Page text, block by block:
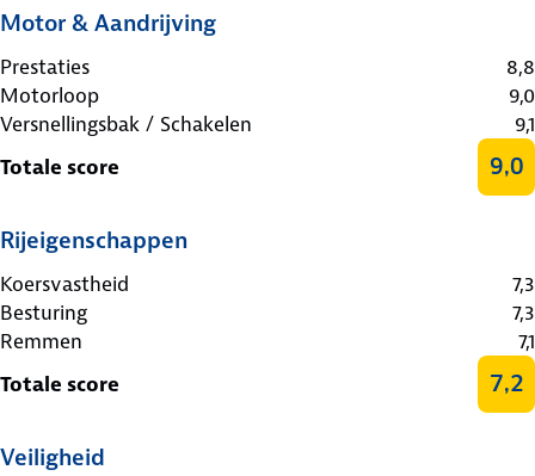
Motor & Aandrijving
Prestaties
8,8
Motorloop
9,0
Versnellingsbak / Schakelen
9,1
Totale score
9,0
Rijeigenschappen
Koersvastheid
7,3
Besturing
7,3
Remmen
7,1
Totale score
7,2
Veiligheid